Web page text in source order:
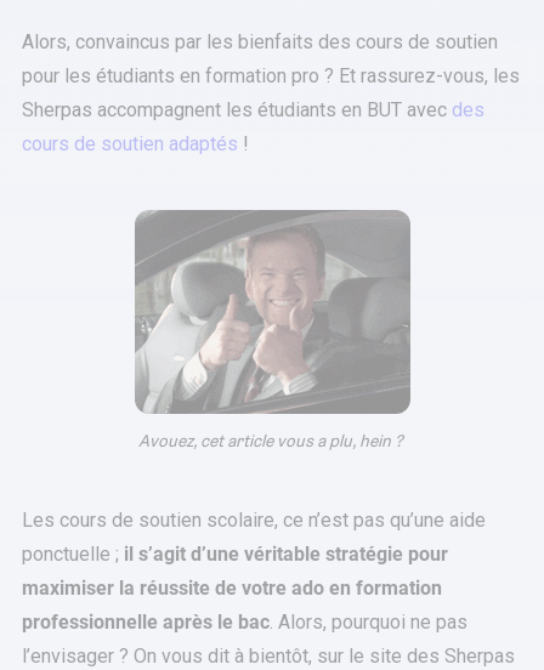
Alors, convaincus par les bienfaits des cours de soutien
pour les étudiants en formation pro ? Et rassurez-vous, les
Sherpas accompagnent les étudiants en BUT avec des
cours de soutien adaptés !
Avouez, cet article vous a plu, hein ?
Les cours de soutien scolaire, ce n’est pas qu’une aide
ponctuelle ; il s’agit d’une véritable stratégie pour
maximiser la réussite de votre ado en formation
professionnelle après le bac. Alors, pourquoi ne pas
l’envisager ? On vous dit à bientôt, sur le site des Sherpas